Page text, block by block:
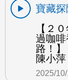
寶藏
【２
過咖
路！
陳小
2025/